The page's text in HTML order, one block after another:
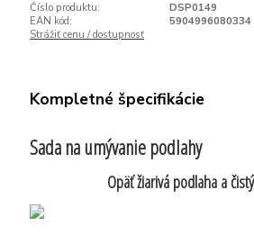
Číslo produktu:
DSP0149
EAN kód:
5904996080334
Strážiť cenu / dostupnosť
Kompletné špecifikácie
Sada na umývanie podlahy
Opäť žiarivá podlaha a